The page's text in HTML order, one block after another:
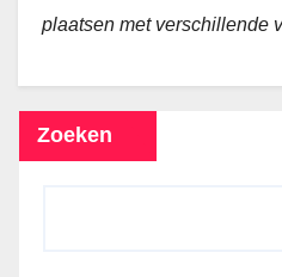
plaatsen met verschillende
Zoeken